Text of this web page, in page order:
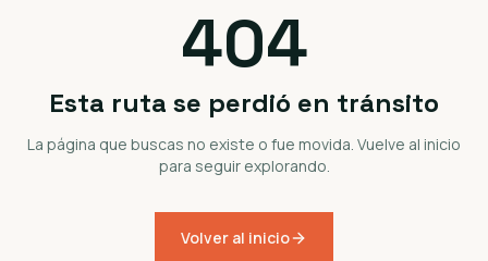
404
Esta ruta se perdió en tránsito
La página que buscas no existe o fue movida. Vuelve al inicio
para seguir explorando.
Volver al inicio